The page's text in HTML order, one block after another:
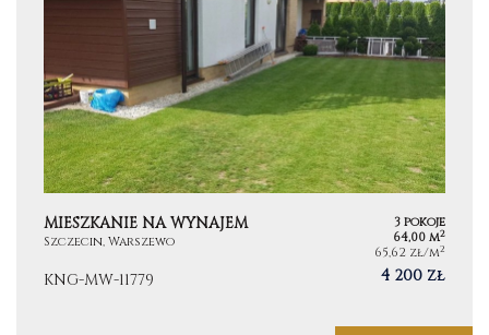
MIESZKANIE NA WYNAJEM
Szczecin, Warszewo
3 pokoje
64,00 m2
65,62 zł/m2
KNG-MW-11779 4 200 zł